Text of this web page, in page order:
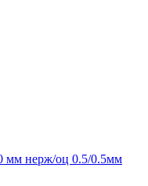
мм нерж/оц 0.5/0.5мм